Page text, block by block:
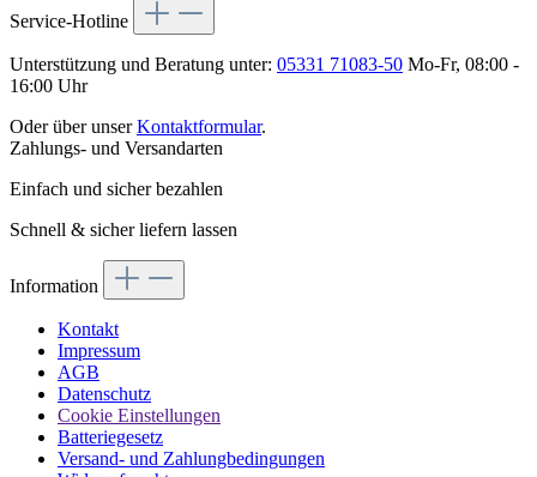
Service-Hotline
Unterstützung und Beratung unter: 05331 71083-50 Mo-Fr, 08:00 -
16:00 Uhr
Oder über unserKontaktformular.
Zahlungs- und Versandarten
Einfach und sicher bezahlen
Schnell & sicher liefern lassen
Information
Kontakt
Impressum
AGB
Datenschutz
Cookie Einstellungen
Batteriegesetz
Versand- und Zahlungbedingungen